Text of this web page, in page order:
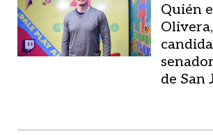
Quién
de San